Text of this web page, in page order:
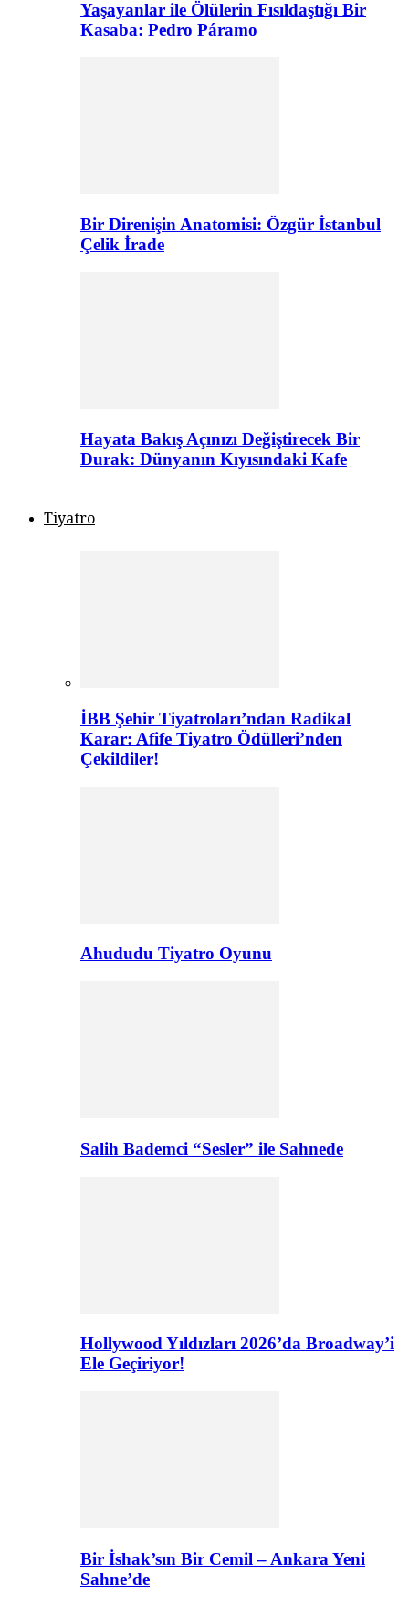
Yaşayanlar ile Ölülerin Fısıldaştığı Bir
Kasaba: Pedro Páramo
Bir Direnişin Anatomisi: Özgür İstanbul
Çelik İrade
Hayata Bakış Açınızı Değiştirecek Bir
Durak: Dünyanın Kıyısındaki Kafe
Tiyatro
İBB Şehir Tiyatroları’ndan Radikal
Karar: Afife Tiyatro Ödülleri’nden
Çekildiler!
Ahududu Tiyatro Oyunu
Salih Bademci “Sesler” ile Sahnede
Hollywood Yıldızları 2026’da Broadway’i
Ele Geçiriyor!
Bir İshak’sın Bir Cemil – Ankara Yeni
Sahne’de